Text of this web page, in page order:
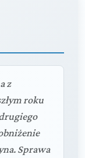
z
roku
Sprawa